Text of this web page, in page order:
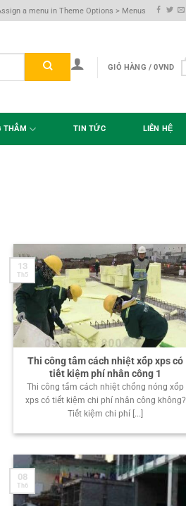
a menu in Theme Options > Menus
GIỎ HÀNG /0VND
THẤM TIN TỨC LIÊN HỆ
Thi công tấm cách nhiệt xốp xps có
tiết kiệm phí nhân công 1
Thi công tấm cách nhiệt chống nóng xốp
xps có tiết kiệm chi phí nhân công không?
Tiết kiệm chi phí [...]
13
Th5
08
Th6